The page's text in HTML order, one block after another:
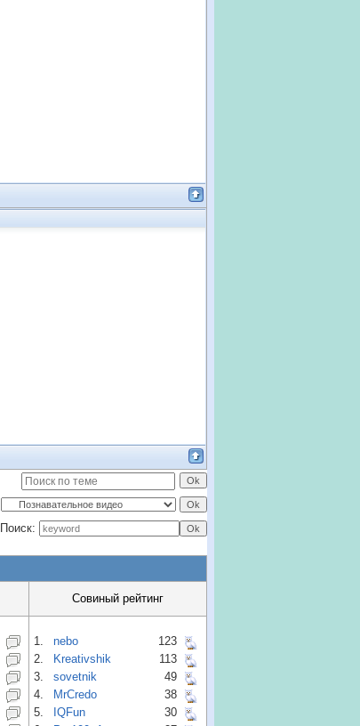
Поиск:
Совиный рейтинг
1. nebo
123
2.
Kreativshik
113
3.
sovetnik
49
4.
MrCredo
38
5.
IQFun
30